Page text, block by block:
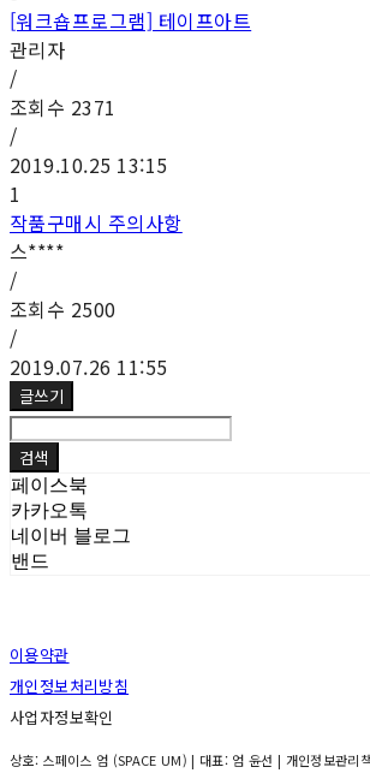
[워크숍프로그램] 테이프아트
관리자
/
조회수 2371
/
2019.10.25 13:15
1
작품구매시 주의사항
스****
/
조회수 2500
/
2019.07.26 11:55
글쓰기
검색
페이스북
카카오톡
네이버 블로그
밴드
이용약관
개인정보처리방침
사업자정보확인
상호: 스페이스 엄 (SPACE UM) | 대표: 엄 윤선 | 개인정보관리